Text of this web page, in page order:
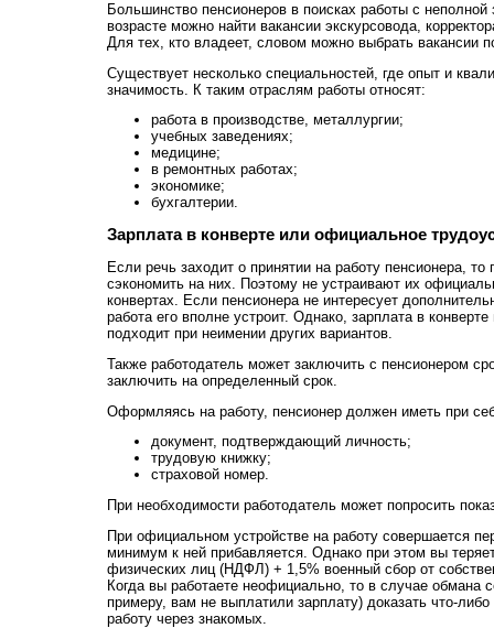
Большинство пенсионеров в поисках работы с
возрасте можно найти вакансии экскурсовода,
Для тех, кто владеет, словом можно выбрать вакансии
Существует несколько специальностей, где опыт и
значимость. К таким отраслям работы относят:
работа в производстве, металлургии;
учебных заведениях;
медицине;
в ремонтных работах;
экономике;
бухгалтерии.
Зарплата в конверте или официальное
Если речь заходит о принятии на работу пенсионера, то
сэкономить на них. Поэтому не устраивают их
конвертах. Если пенсионера не интересует
работа его вполне устроит. Однако, зарплата в
подходит при неимении других вариантов.
Также работодатель может заключить с пенсионером
заключить на определенный срок.
Оформляясь на работу, пенсионер должен иметь при
документ, подтверждающий личность;
трудовую книжку;
страховой номер.
При необходимости работодатель может попросить
При официальном устройстве на работу совершается
минимум к ней прибавляется. Однако при этом вы
физических лиц (НДФЛ) + 1,5% военный сбор от
Когда вы работаете неофициально, то в случае обмана
примеру, вам не выплатили зарплату) доказать что-
работу через знакомых.